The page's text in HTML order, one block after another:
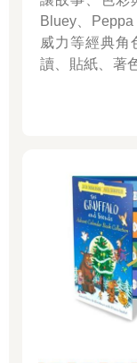
Bluey、
威力等經典角
讀、貼紙、著
滿的驚喜與節